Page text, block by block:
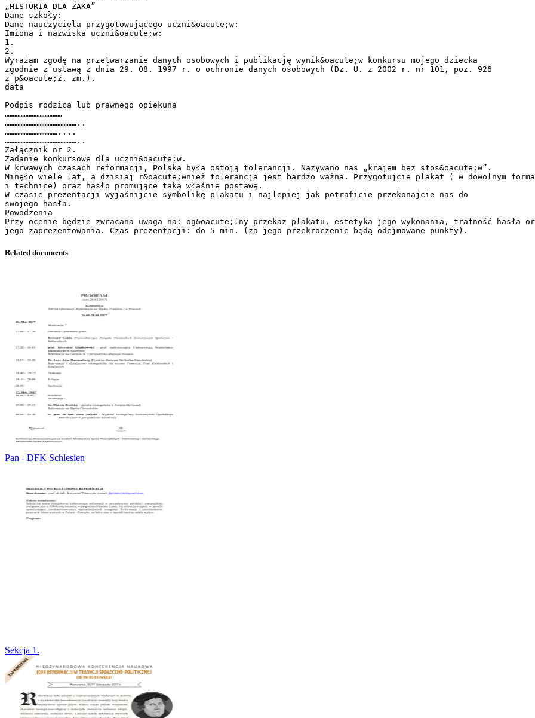
„HISTORIA DLA ŻAKA”
Dane szkoły:
Dane nauczyciela przygotowującego uczni&oacute;w:
Imiona i nazwiska uczni&oacute;w:
1.
2.
Wyrażam zgodę na przetwarzanie danych osobowych i publikację wynik&oacute;w konkursu mojego dziecka
zgodnie z ustawą z dnia 29. 08. 1997 r. o ochronie danych osobowych (Dz. U. z 2002 r. nr 101, poz. 926
z p&oacute;ź. zm.).
data
Podpis rodzica lub prawnego opiekuna
………………………………
………………………………………..
……………………………....
………………………………………..
Załącznik nr 2.
Zadanie konkursowe dla uczni&oacute;w.
W krwawych czasach reformacji, Polska była ostoją tolerancji. Nazywano nas „krajem bez stos&oacute;w”.
Minęło wiele lat, a dzisiaj r&oacute;wnież tolerancja jest bardzo ważna. Przygotujcie plakat ( w dowolnym
i technice) oraz hasło promujące taką właśnie postawę.
W czasie prezentacji wyjaśnijcie symbolikę plakatu i najlepiej jak potraficie przekonajcie nas do
swojego hasła.
Powodzenia
Przy ocenie będzie zwracana uwaga na: og&oacute;lny przekaz plakatu, estetyka jego wykonania, trafność hasła
Related documents
Pan - DFK Schlesien
Sekcja 1.